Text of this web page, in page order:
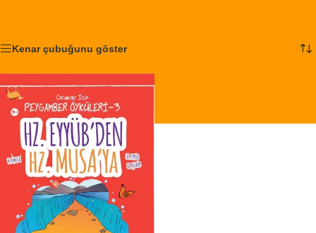
Kenar çubuğunu göster